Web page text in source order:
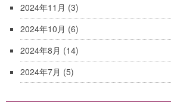
2024年11月 (3)
2024年10月 (6)
2024年8月 (14)
2024年7月 (5)